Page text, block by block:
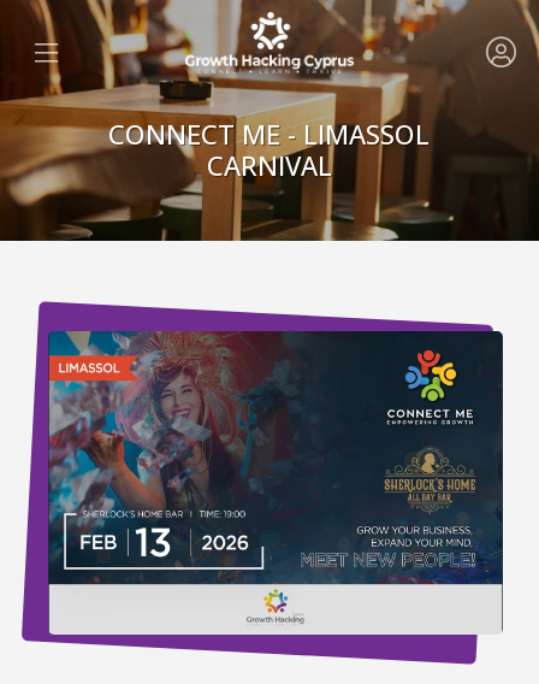
CONNECT ME - LIMASSOL
CARNIVAL